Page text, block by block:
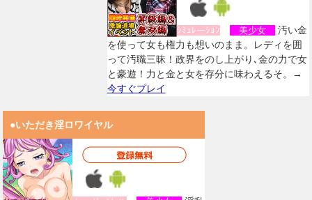
ｼﾐｭﾚーｼｮﾝ 美少女
汚い金
を使って女も権力も想いのまま。レディを囲
って汚職三昧！政界をのし上がり､金の力で女
と豪遊！力と金と女を存分に味わえるそ。→
今すぐプレイ
●いただき淫ロワイヤル